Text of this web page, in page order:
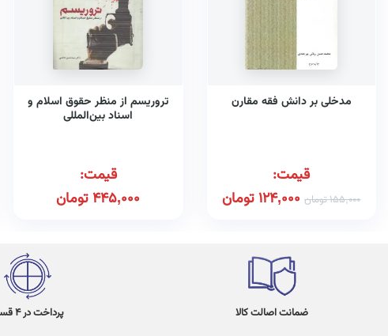
مدخلی بر دانش فقه مقارن
قیمت:
155,000تومان 124,000تومان
تروریسم از منظر حقوق اسلام و
اسناد بین‌المللی
قیمت:
445,000تومان
ضمانت اصالت کالا پرداخت در 4 قسط